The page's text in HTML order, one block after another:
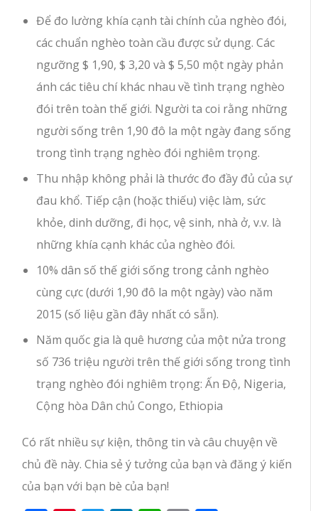
Để đo lường khía cạnh tài chính của nghèo đói,
các chuẩn nghèo toàn cầu được sử dụng. Các
ngưỡng $ 1,90, $ 3,20 và $ 5,50 một ngày phản
ánh các tiêu chí khác nhau về tình trạng nghèo
đói trên toàn thế giới. Người ta coi rằng những
người sống trên 1,90 đô la một ngày đang sống
trong tình trạng nghèo đói nghiêm trọng.
Thu nhập không phải là thước đo đầy đủ của sự
đau khổ. Tiếp cận (hoặc thiếu) việc làm, sức
khỏe, dinh dưỡng, đi học, vệ sinh, nhà ở, v.v. là
những khía cạnh khác của nghèo đói.
10% dân số thế giới sống trong cảnh nghèo
cùng cực (dưới 1,90 đô la một ngày) vào năm
2015 (số liệu gần đây nhất có sẵn).
Năm quốc gia là quê hương của một nửa trong
số 736 triệu người trên thế giới sống trong tình
trạng nghèo đói nghiêm trọng: Ấn Độ, Nigeria,
Cộng hòa Dân chủ Congo, Ethiopia
Có rất nhiều sự kiện, thông tin và câu chuyện về
chủ đề này. Chia sẻ ý tưởng của bạn và đăng ý kiến ​​
của bạn với bạn bè của bạn!